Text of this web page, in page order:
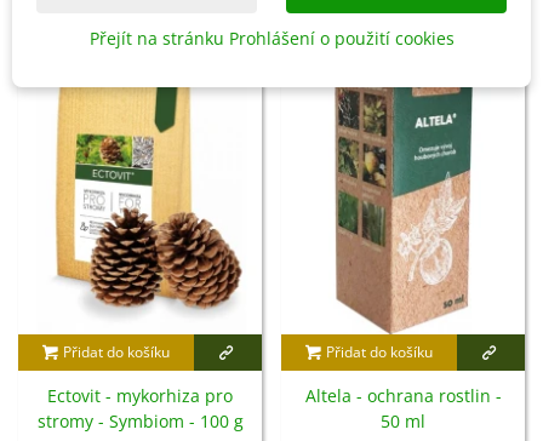
8 OSTATNÍ PRODUKTY ZE STEJNÉ KATEGORIE:
Přidat do košíku
Ectovit - mykorhiza pro
stromy - Symbiom - 100 g
Přidat do košíku
Altela - ochrana rostlin -
50 ml
Přejít na stránku Prohlášení o použití cookies